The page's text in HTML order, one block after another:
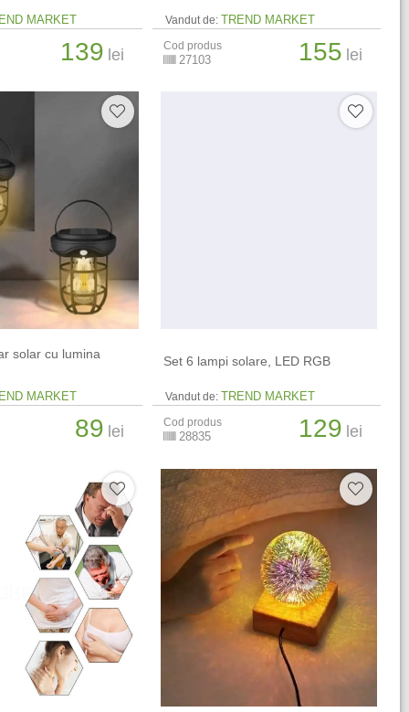
MARKET
139 lei
Vandut de: TREND MARKET
Cod produs
27103 155 lei
solar cu lumina
MARKET
89 lei
Set 6 lampi solare, LED RGB
Vandut de: TREND MARKET
Cod produs
28835 129 lei